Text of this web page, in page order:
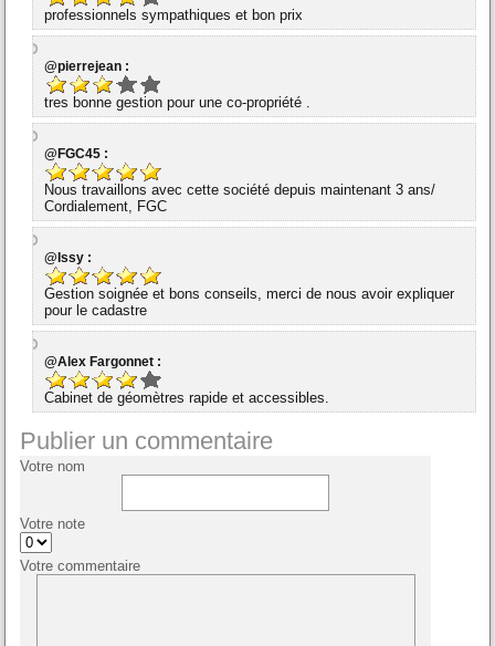
professionnels sympathiques et bon prix
@pierrejean :
tres bonne gestion pour une co-propriété .
@FGC45 :
Nous travaillons avec cette société depuis maintenant 3 ans/
Cordialement, FGC
@Issy :
Gestion soignée et bons conseils, merci de nous avoir expliquer
pour le cadastre
@Alex Fargonnet :
Cabinet de géomètres rapide et accessibles.
Publier un commentaire
Votre nom
Votre note
Votre commentaire